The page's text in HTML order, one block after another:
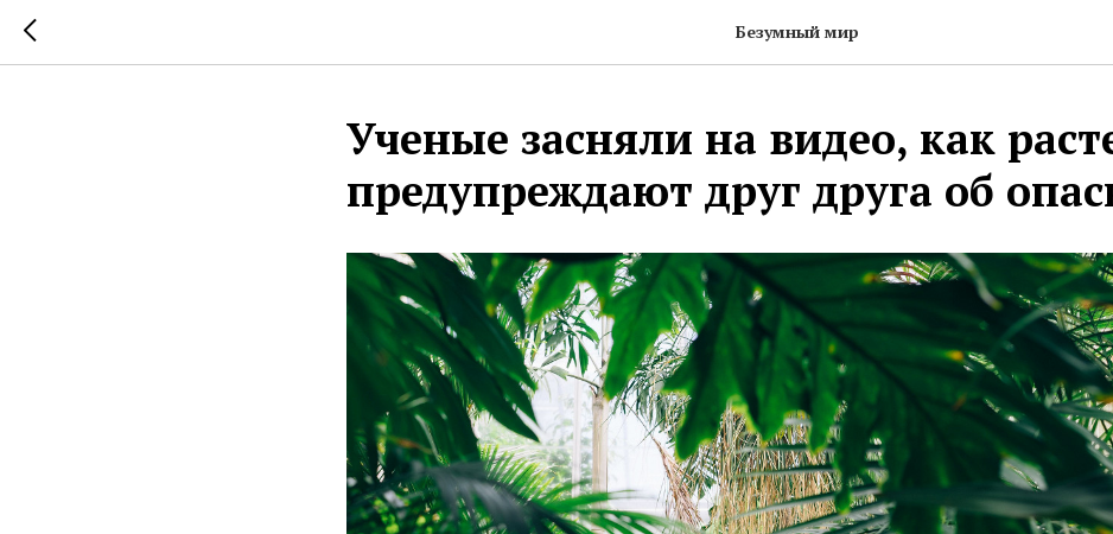
Безумный мир
Ученые засняли на видео, как
предупреждают друг друга об